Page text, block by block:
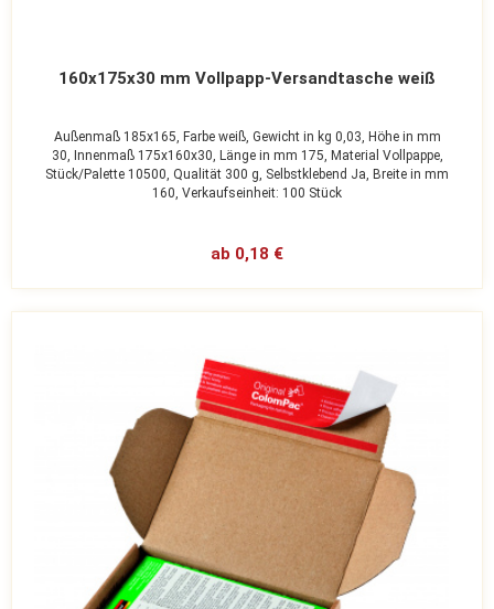
160x175x30 mm Vollpapp-Versandtasche weiß
Außenmaß 185x165, Farbe weiß, Gewicht in kg 0,03, Höhe in mm
30, Innenmaß 175x160x30, Länge in mm 175, Material Vollpappe,
Stück/Palette 10500, Qualität 300 g, Selbstklebend Ja, Breite in mm
160, Verkaufseinheit: 100 Stück
ab 0,18 €